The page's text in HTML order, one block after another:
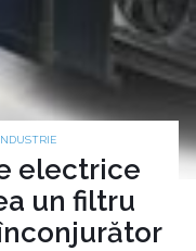
INDUSTRIE
electrice
un filtru